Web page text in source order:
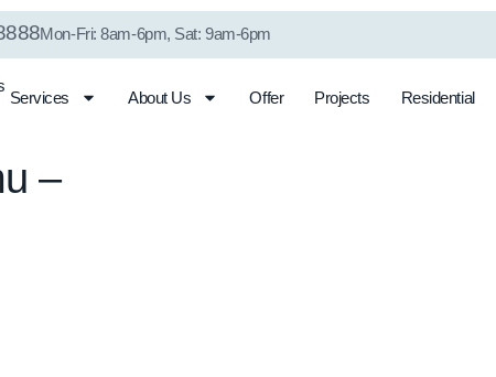
Mon-Fri: 8am-6pm, Sat: 9am-6pm
Services About Us Offer Projects Residential
–